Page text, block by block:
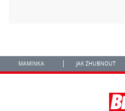
MAMINKA JAK ZHUBNOUT